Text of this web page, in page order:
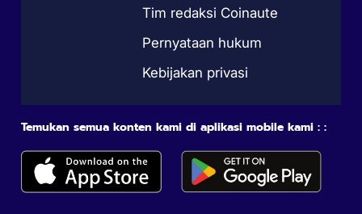
Tim redaksi Coinaute
Pernyataan hukum
Kebijakan privasi
Temukan semua konten kami di aplikasi mobile kami : :